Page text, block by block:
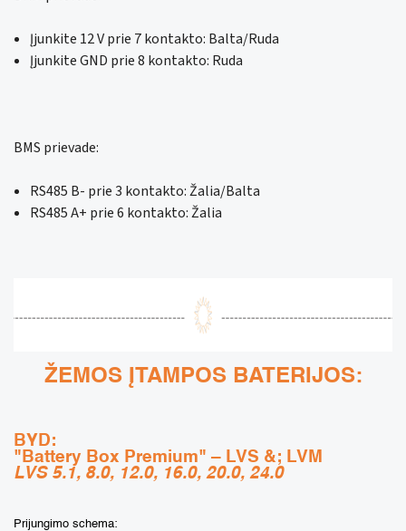
Įjunkite 12 V prie 7 kontakto: Balta/Ruda
Įjunkite GND prie 8 kontakto: Ruda
BMS prievade:
RS485 B- prie 3 kontakto: Žalia/Balta
RS485 A+ prie 6 kontakto: Žalia
ŽEMOS ĮTAMPOS BATERIJOS:
BYD:
"Battery Box Premium" – LVS &; LVM
LVS 5.1, 8.0, 12.0, 16.0, 20.0, 24.0
Prijungimo schema: